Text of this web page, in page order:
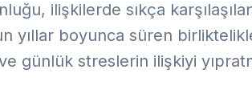
ilişkilerde sıkça
yıllar boyunca süren
günlük streslerin ilişkiyi